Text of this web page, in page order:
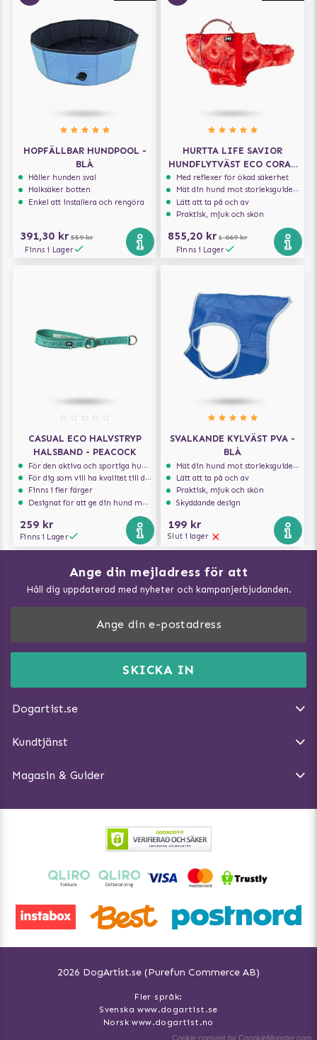
HOPFÄLLBAR HUNDPOOL -
BLÅ
Håller hunden sval
Halksäker botten
Enkel att installera och rengöra
391,30 kr 559 kr
Finns i Lager
HURTTA LIFE SAVIOR
HUNDFLYTVÄST ECO CORAL
CAMO
Med reflexer för ökad säkerhet
Mät din hund mot storleksguiden för att få rätt storlek
Lätt att ta på och av
Praktisk, mjuk och skön
855,20 kr 1 069 kr
Finns i Lager
CASUAL ECO HALVSTRYP
HALSBAND - PEACOCK
För den aktiva och sportiga hunden
För dig som vill ha kvalitet till din hund!
Finns i fler färger
Designat för att ge din hund maximal komfort
259 kr
Finns i Lager
SVALKANDE KYLVÄST PVA -
BLÅ
Mät din hund mot storleksguiden för att få rätt storlek
Lätt att ta på och av
Praktisk, mjuk och skön
Skyddande design
199 kr
Slut i lager
Ange din mejladress för att
Håll dig uppdaterad med nyheter och kampanjerbjudanden.
SKICKA IN
Dogartist.se
DogArtist.se drivs av:
E-post:info@dogartist.se
Kundtjänst
Ångra Köp
Magasin & Guider
Vad kan hundar äta?
Träna Nose Work hemma
Så gör du promenaden roligare
Hundbäddar
2026 DogArtist.se (Purefun Commerce AB)
Fler språk:
Svenska www.dogartist.se
Norsk www.dogartist.no
Cookie consent by CoookieMonster.com